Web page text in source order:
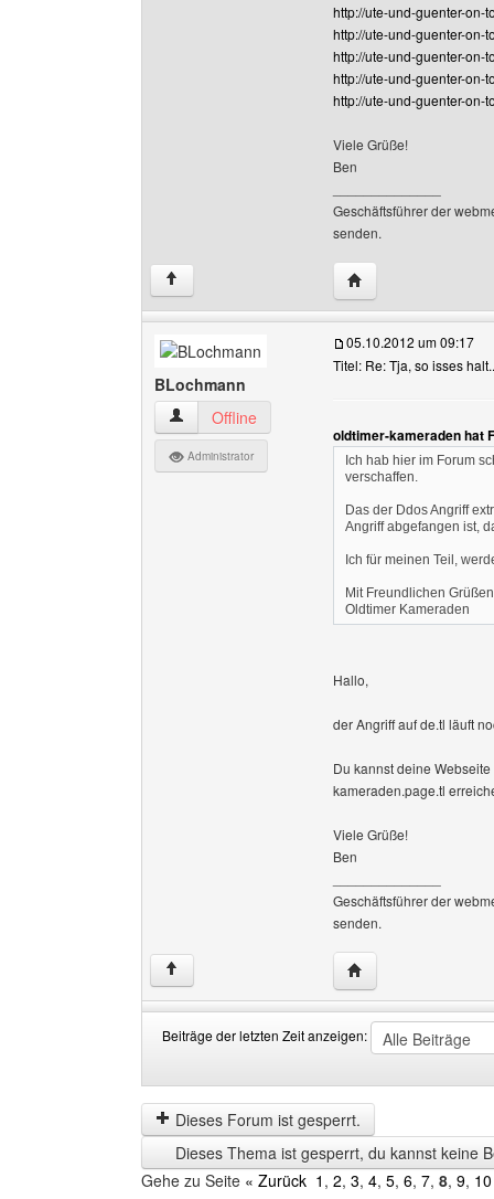
http://ute-und-guenter-on-
http://ute-und-guenter-on-
http://ute-und-guenter-on-
http://ute-und-guenter-on-
http://ute-und-guenter-on-
Viele Grüße!
Ben
Geschäftsführer der
senden.
↑ Website dieses
BLochmann
BLochmann Benutzer-Profile anzeigen
Offline
Administrator
05.10.2012 um 09:17
Titel: Re: Tja, so isses halt..
oldtimer-kameraden hat
Ich hab hier im Forum
verschaffen.
Das der Ddos Angriff
Angriff abgefangen ist,
Ich für meinen Teil,
Mit Freundlichen Grüßen
Oldtimer Kameraden
Hallo,
der Angriff auf de.tl läuft
Du kannst deine
kameraden.page.tl
Viele Grüße!
Ben
Geschäftsführer der
senden.
↑ Website dieses
Beiträge der letzten Zeit anzeigen:
der
letzten
Zeit
anzeigen
by
Dieses Forum ist gesperrt.
Dieses Thema ist gesperrt, du kannst keine
Gehe zu Seite « Zurück 1 , 2, 3, 4, 5, 6, 7, 8, 9, 10